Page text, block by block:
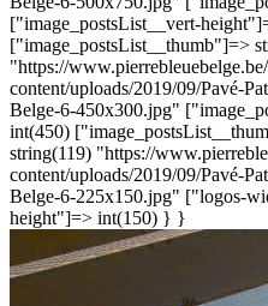
["image_postsList__vert-
["image_postsList__thumb"]=>
"https://
content/uploads/2019/09/Pavé-
Belge-6-450x300.jpg"
int(450)
string(119) "https://
content/uploads/2019/09/Pavé-
Belge-6-225x150.jpg" ["logos-
height"]=> int(150) } }